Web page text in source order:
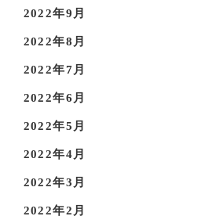
2022年9月
2022年8月
2022年7月
2022年6月
2022年5月
2022年4月
2022年3月
2022年2月